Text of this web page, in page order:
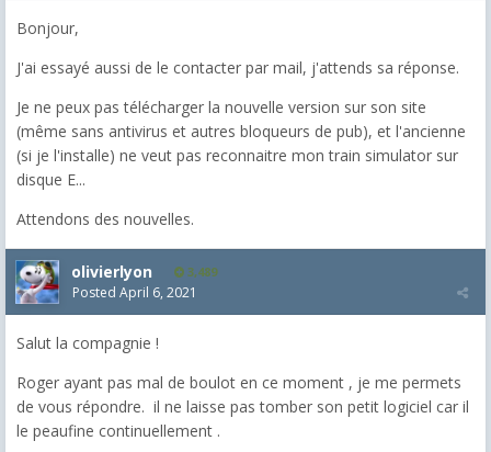
Bonjour,
J'ai essayé aussi de le contacter par mail, j'attends sa réponse.
Je ne peux pas télécharger la nouvelle version sur son site
(même sans antivirus et autres bloqueurs de pub), et l'ancienne
(si je l'installe) ne veut pas reconnaitre mon train simulator sur
disque E...
Attendons des nouvelles.
olivierlyon 3,489
Posted April 6, 2021
Salut la compagnie !
Roger ayant pas mal de boulot en ce moment , je me permets
de vous répondre. il ne laisse pas tomber son petit logiciel car il
le peaufine continuellement .